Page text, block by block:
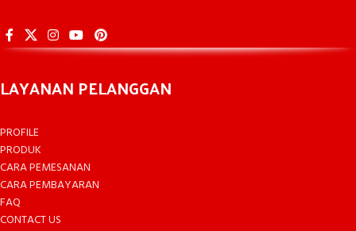
LAYANAN PELANGGAN
PROFILE
PRODUK
CARA PEMESANAN
CARA PEMBAYARAN
FAQ
CONTACT US